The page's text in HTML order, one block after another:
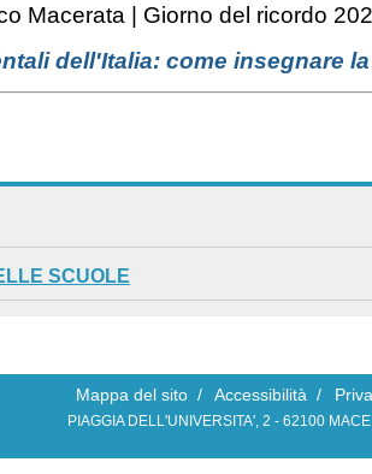
Macerata | Giorno del ricordo
dell'Italia: come insegnare
SCUOLE
Mappa del sito / Accessibilità /
PIAGGIA DELL'UNIVERSITA', 2 - 62100